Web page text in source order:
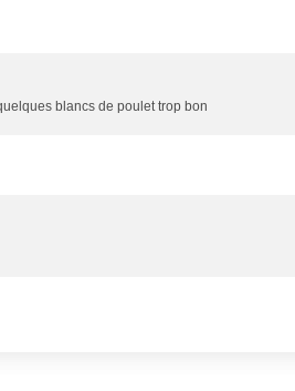
blancs de poulet trop bon